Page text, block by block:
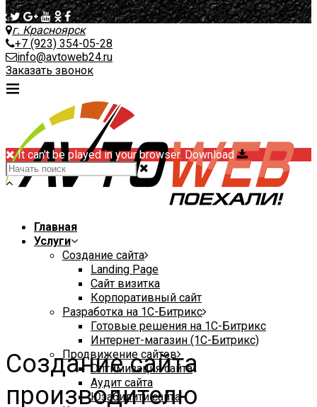
г. Красноярск
+7 (923) 354-05-28
info@avtoweb24.ru
Заказать звонок
Главная
Услуги
Создание сайта
Landing Page
Сайт визитка
Корпоративный сайт
Разработка на 1С-Битрикс
Готовые решения на 1С-Битрикс
Интернет-магазин (1С-Битрикс)
Продвижение сайтов
Оптимизация сайта
Аудит сайта
Юзабилити сайта
It can't be played in your browser. Download
Создание сайта
производителю